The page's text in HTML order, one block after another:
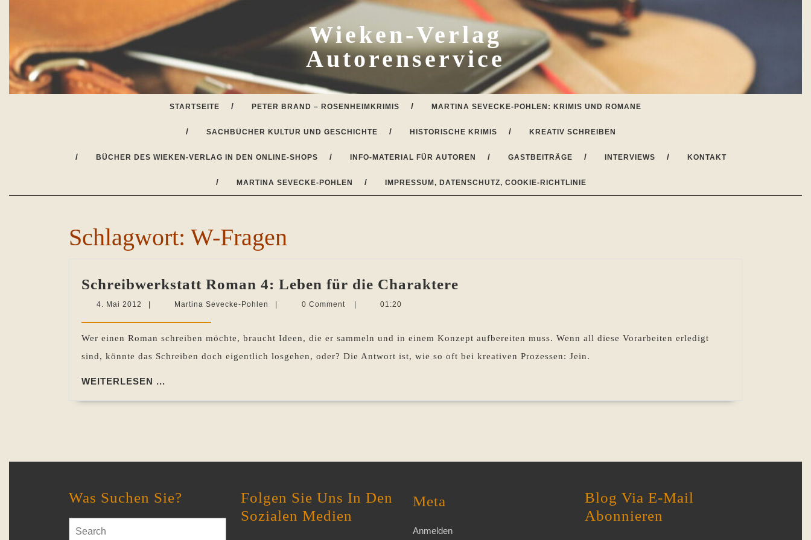
Wieken-Verlag
Autorenservice
STARTSEITE PETER BRAND – ROSENHEIMKRIMIS MARTINA SEVECKE-POHLEN: KRIMIS UND ROMANE
SACHBÜCHER KULTUR UND GESCHICHTE HISTORISCHE KRIMIS KREATIV SCHREIBEN
BÜCHER DES WIEKEN-VERLAG IN DEN ONLINE-SHOPS INFO-MATERIAL FÜR AUTOREN GASTBEITRÄGE INTERVIEWS KONTAKT
MARTINA SEVECKE-POHLEN IMPRESSUM, DATENSCHUTZ, COOKIE-RICHTLINIE
Schlagwort: W-Fragen
Schreibwerkstatt Roman 4: Leben für die Charaktere
Leben
für
4. Mai 2012
2012
Martina Sevecke-Pohlen
Martina
0 Comment 01:20
Wer einen Roman schreiben möchte, braucht Ideen, die er sammeln und in einem Konzept aufbereiten muss. Wenn all diese Vorarbeiten erledigt
sind, könnte das Schreiben doch eigentlich losgehen, oder? Die Antwort ist, wie so oft bei kreativen Prozessen: Jein.
WEITERLESEN ...
Was Suchen Sie?
for:
Folgen Sie Uns In Den
Sozialen Medien
Meta
Anmelden
Blog Via E-Mail
Abonnieren